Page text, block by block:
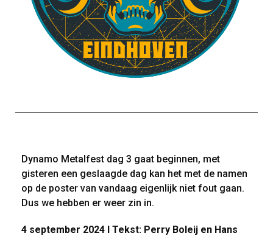
Dynamo Metalfest dag 3 gaat beginnen, met
gisteren een geslaagde dag kan het met de namen
op de poster van vandaag eigenlijk niet fout gaan.
Dus we hebben er weer zin in.
4 september 2024 I Tekst: Perry Boleij en Hans